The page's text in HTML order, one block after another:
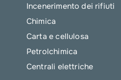
Incenerimento dei rifiuti
Chimica
Carta e cellulosa
Petrolchimica
Centrali elettriche